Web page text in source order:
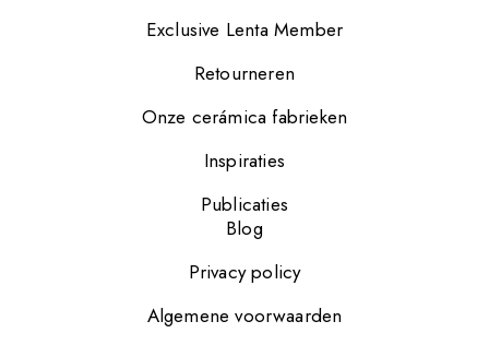
Exclusive Lenta Member
Retourneren
Onze cerámica fabrieken
Inspiraties
Publicaties
Blog
Privacy policy
Algemene voorwaarden